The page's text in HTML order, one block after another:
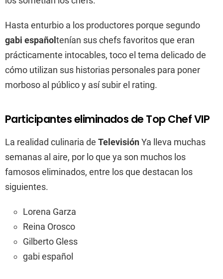
Hasta enturbio a los productores porque segundo
gabi españoltenían sus chefs favoritos que eran
prácticamente intocables, toco el tema delicado de
cómo utilizan sus historias personales para poner
morboso al público y así subir el rating.
Participantes eliminados de Top Chef VIP
La realidad culinaria de TelevisiónYa lleva muchas
semanas al aire, por lo que ya son muchos los
famosos eliminados, entre los que destacan los
siguientes.
Lorena Garza
Reina Orosco
Gilberto Gless
gabi español